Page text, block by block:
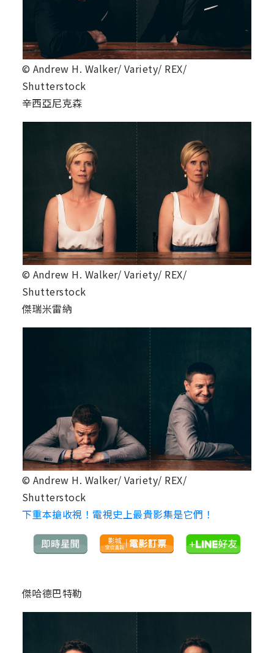
© Andrew H. Walker/ Variety/ REX/
Shutterstock
辛西亞尼克森
© Andrew H. Walker/ Variety/ REX/
Shutterstock
傑瑞米雷納
© Andrew H. Walker/ Variety/ REX/
Shutterstock
下重本搶收視！電視史上最貴影集是它們！
傑哈德巴特勒